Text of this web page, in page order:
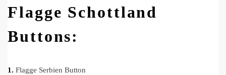
Flagge Schottland
Buttons:
1. Flagge Serbien Button